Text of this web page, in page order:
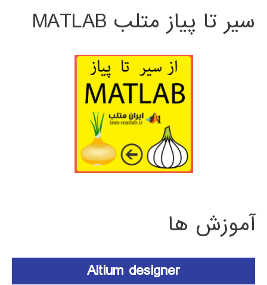
سیر تا پیاز متلب MATLAB
آموزش ها
Altium designer